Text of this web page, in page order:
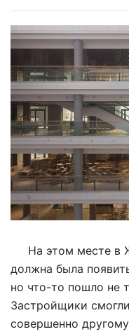
На этом месте в
должна была
но что-то пошло не
Застройщики
совершенно